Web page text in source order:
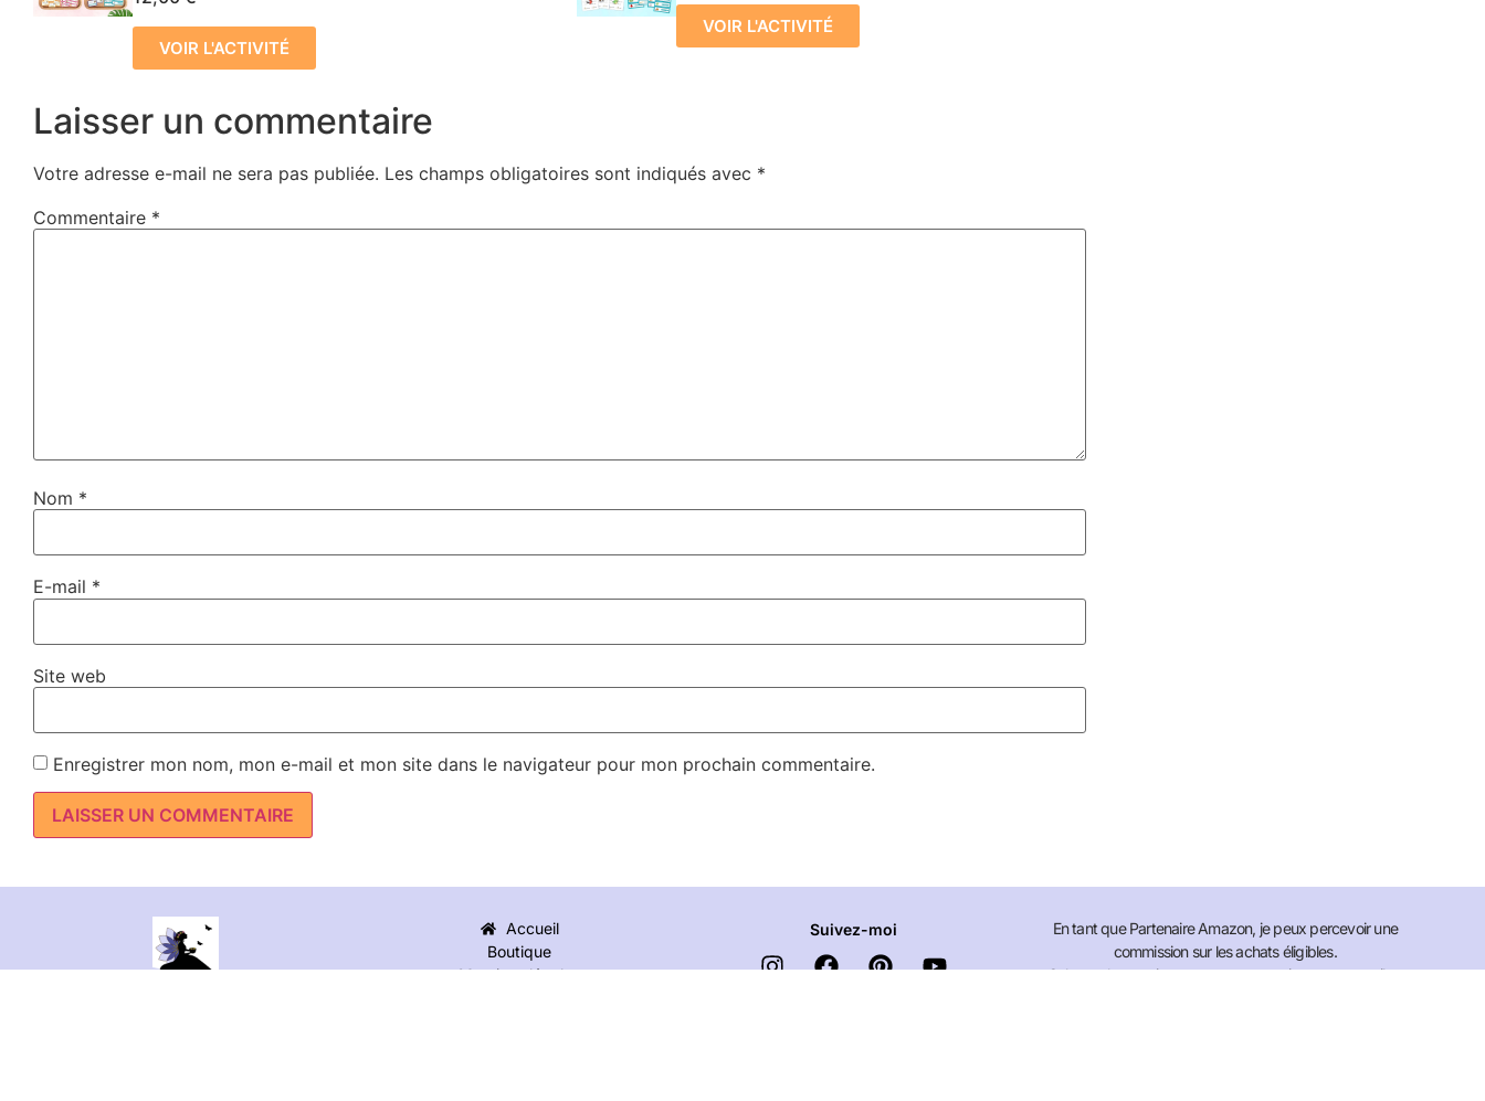
VOIR L'ACTIVITÉ
VOIR L'ACTIVITÉ
Laisser un commentaire
Votre adresse e-mail ne sera pas publiée. Les champs obligatoires sont indiqués avec *
Commentaire *
Nom *
E-mail *
Site web
Enregistrer mon nom, mon e-mail et mon site dans le navigateur pour mon prochain commentaire.
Accueil
Boutique
Mentions légales
Suivez-moi
En tant que Partenaire Amazon, je peux percevoir une
commission sur les achats éligibles.
Cela ne change rien pour vous et soutient mon travail ❤️